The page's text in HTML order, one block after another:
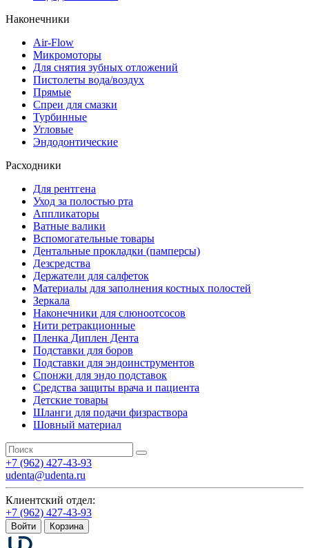
Наконечники
Air-Flow
Микромоторы
Для снятия зубных отложений
Пистолеты вода/воздух
Прямые
Спреи для смазки
Турбинные
Угловые
Эндодонтические
Расходники
Для рентгена
Уход за полостью рта
Аппликаторы
Ватные валики
Вспомогательные товары
Дентальные прокладки (памперсы)
Дезсредства
Держатели для салфеток
Материалы для заполнения костных полостей
Зеркала
Наконечники для слюноотсосов
Нити ретракционные
Пленка Диплен Дента
Подставки для боров
Подставки для эндоинструментов
Спонжи для эндо подставок
Средства защиты врача и пациента
Детские товары
Шланги для подачи физраствора
Шовный материал
+7 (962) 427-43-93
udenta@udenta.ru
Клиентский отдел:
+7 (962) 427-43-93
Войти Корзина